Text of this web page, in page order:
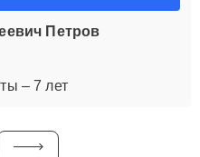
Петров
– 7 лет